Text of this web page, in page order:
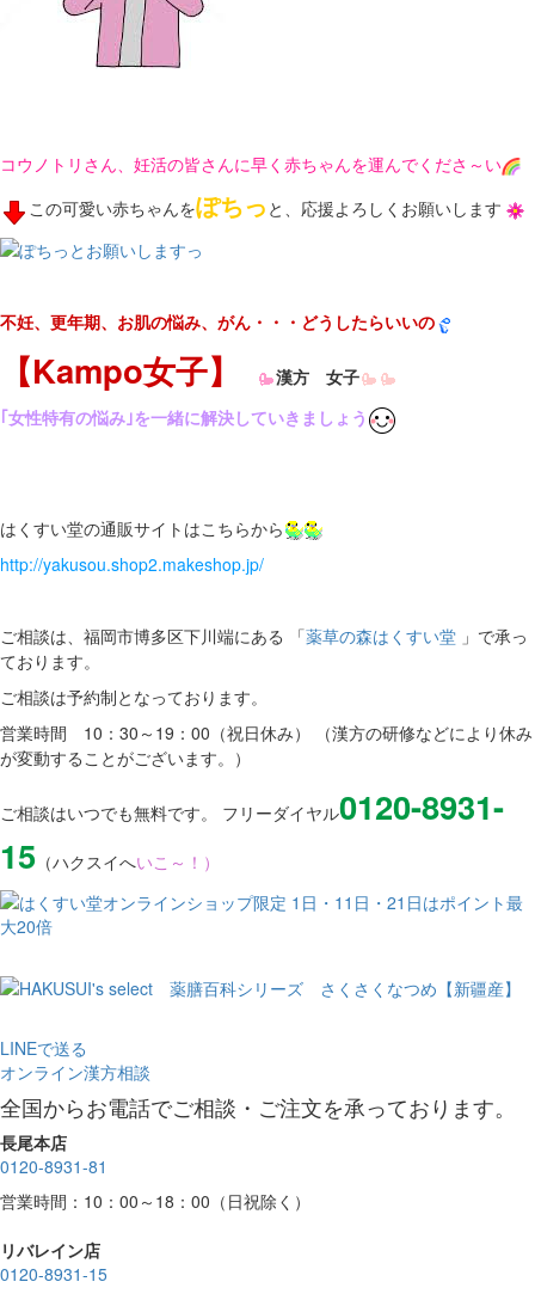
コウノトリさん、妊活の皆さんに早く赤ちゃんを運んでくださ～い
この可愛い赤ちゃんをぽちっ と、応援よろしくお願いします
不妊、更年期、お肌の悩み、がん・・・どうしたらいいの
【Kampo女子】
漢方 女子
｢女性特有の悩み｣を一緒に解決していきましょう
はくすい堂の通販サイトはこちらから
http://yakusou.shop2.makeshop.jp/
ご相談は、福岡市博多区下川端にある 「薬草の森はくすい堂 」で承っ
ております。
ご相談は予約制となっております。
営業時間 10：30～19：00（祝日休み） （漢方の研修などにより休み
が変動することがございます。）
ご相談はいつでも無料です。 フリーダイヤル0120-8931-
15 （ハクスイへいこ～！）
LINEで送る
オンライン漢方相談
全国からお電話でご相談・ご注文を承っております。
長尾本店
0120-8931-81
営業時間：10：00～18：00（日祝除く）
リバレイン店
0120-8931-15